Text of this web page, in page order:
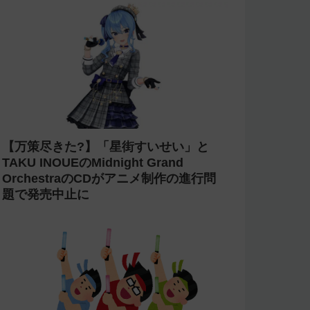
【万策尽きた?】「星街すいせい」と
TAKU INOUEのMidnight Grand
OrchestraのCDがアニメ制作の進行問
題で発売中止に